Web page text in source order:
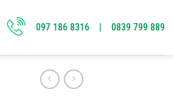
097 186 8316 | 0839 799 889